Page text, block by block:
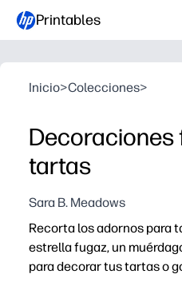
Printables
Inicio>Colecciones>
Decoraciones
tartas
Sara B. Meadows
Recorta los adornos para
estrella fugaz, un
para decorar tus tartas o